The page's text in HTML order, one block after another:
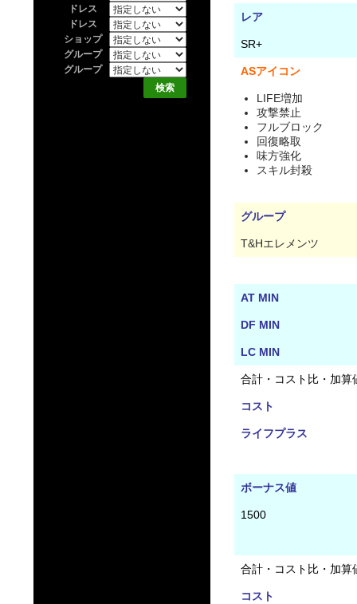
レア
SR+
ASアイコン
LIFE増加
攻撃禁止
フルブロック
回復略取
味方強化
スキル封殺
グループ
T&Hエレメンツ
AT MIN
DF MIN
LC MIN
合計・コスト比・加算
コスト
ライフプラス
ボーナス値
1500
合計・コスト比・加算
コスト
ドレス
ドレス
ショップ
グループ
グループ